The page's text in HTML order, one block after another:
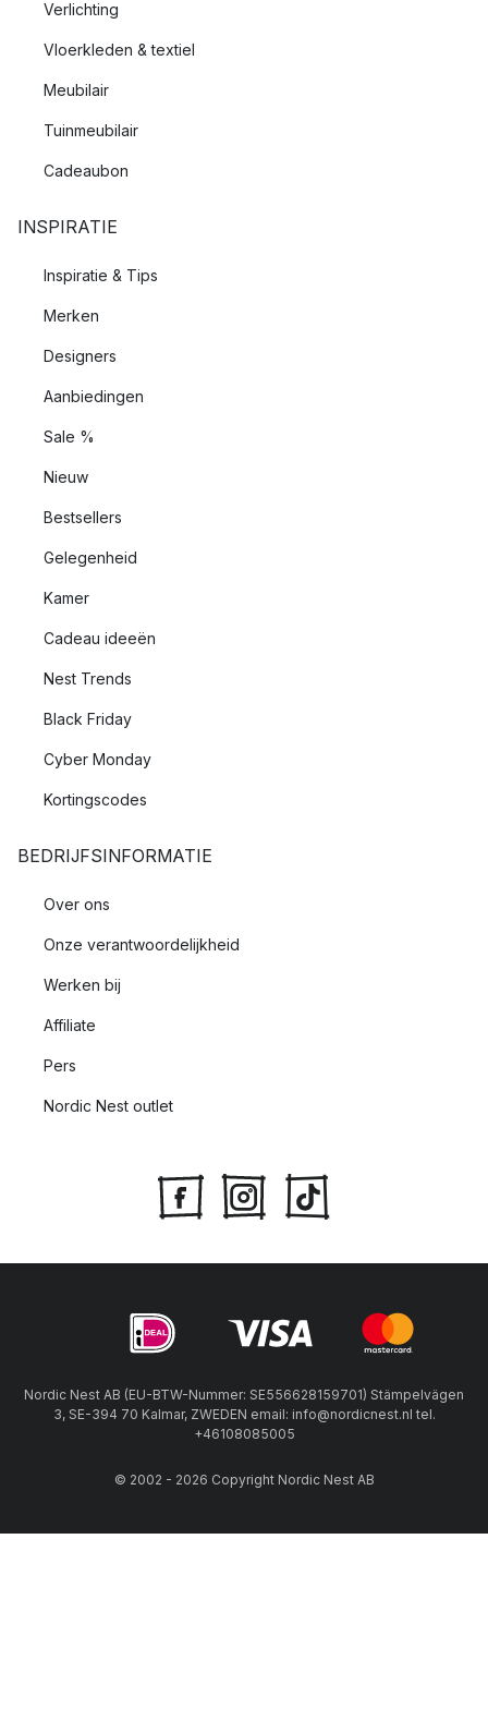
Verlichting
Vloerkleden & textiel
Meubilair
Tuinmeubilair
Cadeaubon
INSPIRATIE
Inspiratie & Tips
Merken
Designers
Aanbiedingen
Sale %
Nieuw
Bestsellers
Gelegenheid
Kamer
Cadeau ideeën
Nest Trends
Black Friday
Cyber Monday
Kortingscodes
BEDRIJFSINFORMATIE
Over ons
Onze verantwoordelijkheid
Werken bij
Affiliate
Pers
Nordic Nest outlet
Nordic Nest AB (EU-BTW-Nummer: SE556628159701) Stämpelvägen
3, SE-394 70 Kalmar, ZWEDEN email: info@nordicnest.nl tel.
+46108085005
© 2002 - 2026 Copyright Nordic Nest AB